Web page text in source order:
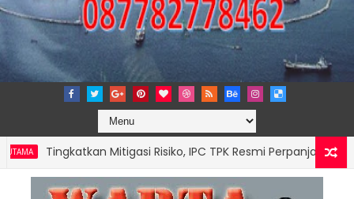
Mitigasi Risiko, IPC TPK Resmi Perpanjang Sinergi